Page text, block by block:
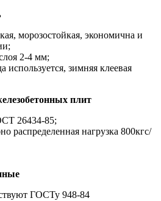
морозостойкая, экономична и
2-4 мм;
используется, зимняя клеевая
плит
26434-85;
распределенная нагрузка 800кгс/
ГОСТу 948-84